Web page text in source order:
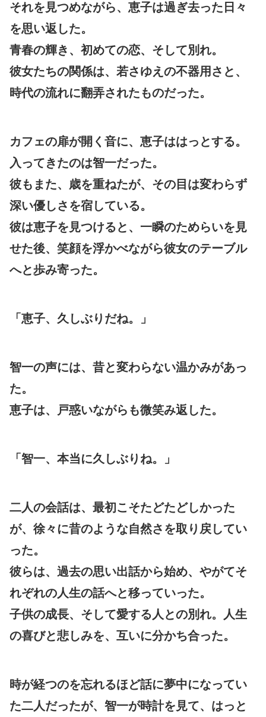
それを見つめながら、恵子は過ぎ去った日々
を思い返した。
青春の輝き、初めての恋、そして別れ。
彼女たちの関係は、若さゆえの不器用さと、
時代の流れに翻弄されたものだった。
カフェの扉が開く音に、恵子ははっとする。
入ってきたのは智一だった。
彼もまた、歳を重ねたが、その目は変わらず
深い優しさを宿している。
彼は恵子を見つけると、一瞬のためらいを見
せた後、笑顔を浮かべながら彼女のテーブル
へと歩み寄った。
「恵子、久しぶりだね。」
智一の声には、昔と変わらない温かみがあっ
た。
恵子は、戸惑いながらも微笑み返した。
「智一、本当に久しぶりね。」
二人の会話は、最初こそたどたどしかった
が、徐々に昔のような自然さを取り戻してい
った。
彼らは、過去の思い出話から始め、やがてそ
れぞれの人生の話へと移っていった。
子供の成長、そして愛する人との別れ。人生
の喜びと悲しみを、互いに分かち合った。
時が経つのを忘れるほど話に夢中になってい
た二人だったが、智一が時計を見て、はっと